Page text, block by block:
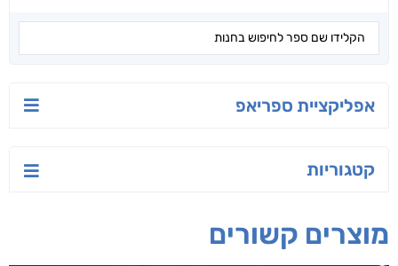
אפליקציית ספריאפ
קטגוריות
מוצרים קשורים